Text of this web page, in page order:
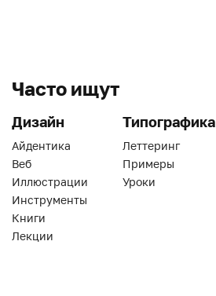
Часто ищут
Дизайн
Айдентика
Веб
Иллюстрации
Инструменты
Книги
Лекции
Типографика
Леттеринг
Примеры
Уроки